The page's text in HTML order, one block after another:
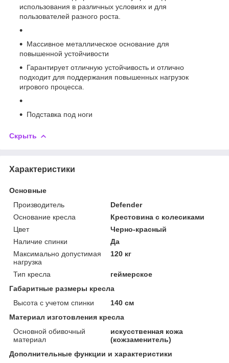
использования в различных условиях и для
пользователей разного роста.
Массивное металлическое основание для
повышенной устойчивости
Гарантирует отличную устойчивость и отлично
подходит для поддержания повышенных нагрузок
игрового процесса.
Подставка под ноги
Скрыть
Характеристики
Основные
Производитель
Defender
Основание кресла
Крестовина с колесиками
Цвет
Черно-красный
Наличие спинки
Да
Максимально допустимая
нагрузка
120 кг
Тип кресла
геймерское
Габаритные размеры кресла
Высота с учетом спинки
140 см
Материал изготовления кресла
Основной обивочный
материал
искусственная кожа
(кожзаменитель)
Дополнительные функции и характеристики